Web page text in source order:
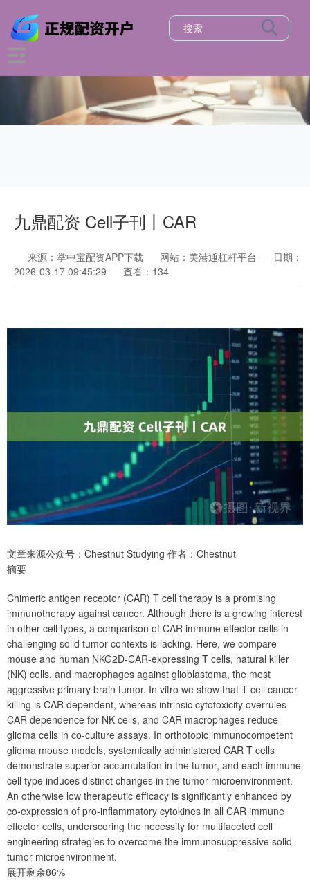
九鼎配资 Cell子刊丨CAR
来源：掌中宝配资APP下载 网站：美港通杠杆平台
日期：
2026-03-17 09:45:29
查看：134
文章来源公众号：Chestnut Studying 作者：Chestnut
摘要
Chimeric antigen receptor (CAR) T cell therapy is a promising
immunotherapy against cancer. Although there is a growing interest
in other cell types, a comparison of CAR immune effector cells in
challenging solid tumor contexts is lacking. Here, we compare
mouse and human NKG2D-CAR-expressing T cells, natural killer
(NK) cells, and macrophages against glioblastoma, the most
aggressive primary brain tumor. In vitro we show that T cell cancer
killing is CAR dependent, whereas intrinsic cytotoxicity overrules
CAR dependence for NK cells, and CAR macrophages reduce
glioma cells in co-culture assays. In orthotopic immunocompetent
glioma mouse models, systemically administered CAR T cells
demonstrate superior accumulation in the tumor, and each immune
cell type induces distinct changes in the tumor microenvironment.
An otherwise low therapeutic efficacy is significantly enhanced by
co-expression of pro-inflammatory cytokines in all CAR immune
effector cells, underscoring the necessity for multifaceted cell
engineering strategies to overcome the immunosuppressive solid
tumor microenvironment.
展开剩余86%